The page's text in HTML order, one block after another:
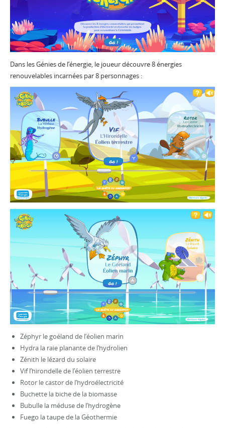
Dans les Génies de l’énergie, le joueur découvre 8 énergies
renouvelables incarnées par 8 personnages :
Zéphyr le goéland de l’éolien marin
Hydra la raie planante de l’hydrolien
Zénith le lézard du solaire
Vif l’hirondelle de l’éolien terrestre
Rotor le castor de l’hydroélectricité
Buchette la biche de la biomasse
Bubulle la méduse de l’hydrogène
Fuego la taupe de la Géothermie